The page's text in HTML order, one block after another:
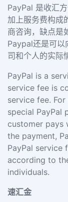
PayPal 是收汇
加上服务费构成
商咨询，缺点是
Paypal还是可以
司和个人的实际
PayPal is a
service fee is
service fee.
special PayPal
customer pays
the payment,
PayPal service
according to
individuals.
速汇金